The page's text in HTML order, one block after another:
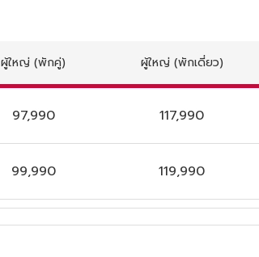
ผู้ใหญ่ (พักคู่) ผู้ใหญ่ (พักเดี่ยว)
97,990 117,990
99,990 119,990